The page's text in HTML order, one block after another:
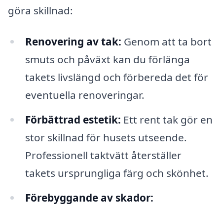
göra skillnad:
Renovering av tak: Genom att ta bort
smuts och påväxt kan du förlänga
takets livslängd och förbereda det för
eventuella renoveringar.
Förbättrad estetik: Ett rent tak gör en
stor skillnad för husets utseende.
Professionell taktvätt återställer
takets ursprungliga färg och skönhet.
Förebyggande av skador: